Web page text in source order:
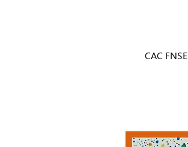
CAC FNSE